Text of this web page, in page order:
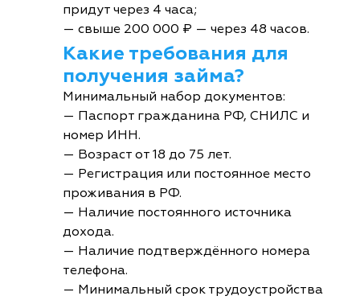
придут через 4 часа;
— свыше 200 000 ₽ — через 48 часов.
Какие требования для
получения займа?
Минимальный набор документов:
— Паспорт гражданина РФ, СНИЛС и
номер ИНН.
— Возраст от 18 до 75 лет.
— Регистрация или постоянное место
проживания в РФ.
— Наличие постоянного источника
дохода.
— Наличие подтверждённого номера
телефона.
— Минимальный срок трудоустройства